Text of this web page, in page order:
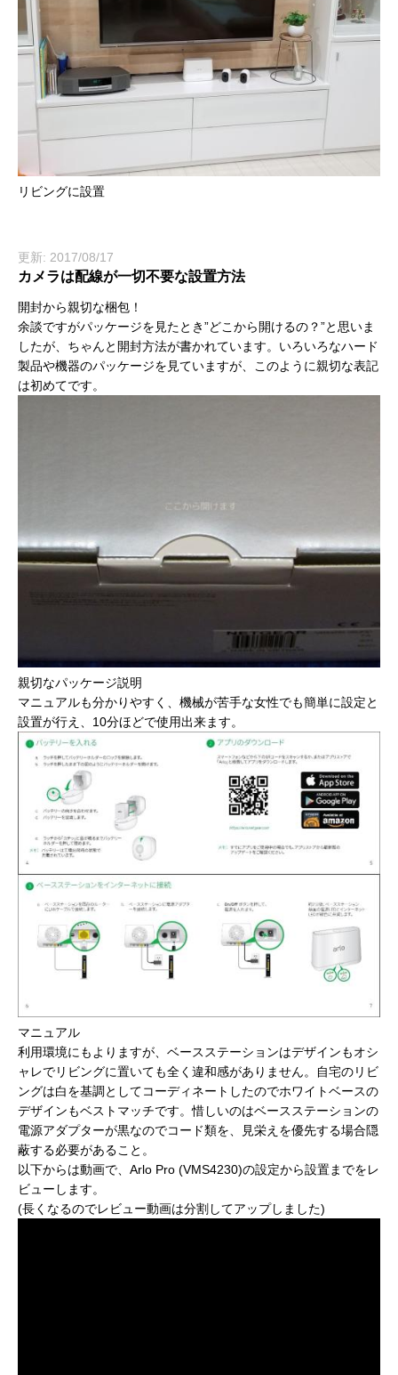
リビングに設置
更新: 2017/08/17
カメラは配線が一切不要な設置方法
開封から親切な梱包！
余談ですがパッケージを見たとき”どこから開けるの？”と思いま
したが、ちゃんと開封方法が書かれています。いろいろなハード
製品や機器のパッケージを見ていますが、このように親切な表記
は初めてです。
親切なパッケージ説明
マニュアルも分かりやすく、機械が苦手な女性でも簡単に設定と
設置が行え、10分ほどで使用出来ます。
マニュアル
利用環境にもよりますが、ベースステーションはデザインもオシ
ャレでリビングに置いても全く違和感がありません。自宅のリビ
ングは白を基調としてコーディネートしたのでホワイトベースの
デザインもベストマッチです。惜しいのはベースステーションの
電源アダプターが黒なのでコード類を、見栄えを優先する場合隠
蔽する必要があること。
以下からは動画で、Arlo Pro (VMS4230)の設定から設置までをレ
ビューします。
(長くなるのでレビュー動画は分割してアップしました)